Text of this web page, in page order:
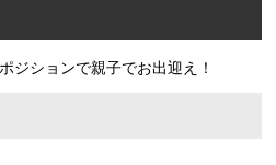
ジションで親子でお出迎え！